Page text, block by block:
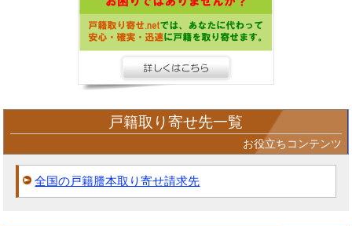
戸籍取り寄せ先一覧
お役立ちコンテンツ
全国の戸籍謄本取り寄せ請求先